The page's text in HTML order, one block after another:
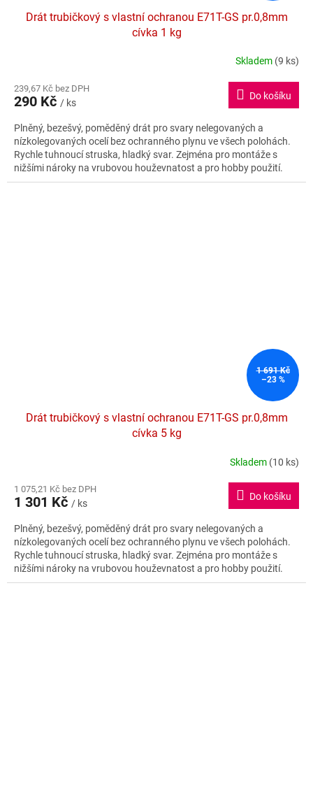
Drát trubičkový s vlastní ochranou E71T-GS pr.0,8mm
cívka 1 kg
Skladem (9 ks)
239,67 Kč bez DPH
290 Kč / ks
Do košíku
Plněný, bezešvý, poměděný drát pro svary nelegovaných a
nízkolegovaných ocelí bez ochranného plynu ve všech polohách.
Rychle tuhnoucí struska, hladký svar. Zejména pro montáže s
nižšími nároky na vrubovou houževnatost a pro hobby použití.
1 691 Kč
–23 %
Drát trubičkový s vlastní ochranou E71T-GS pr.0,8mm
cívka 5 kg
produktu
je
z
5
hvězdiček.
Skladem (10 ks)
1 075,21 Kč bez DPH
1 301 Kč / ks
Do košíku
Plněný, bezešvý, poměděný drát pro svary nelegovaných a
nízkolegovaných ocelí bez ochranného plynu ve všech polohách.
Rychle tuhnoucí struska, hladký svar. Zejména pro montáže s
nižšími nároky na vrubovou houževnatost a pro hobby použití.